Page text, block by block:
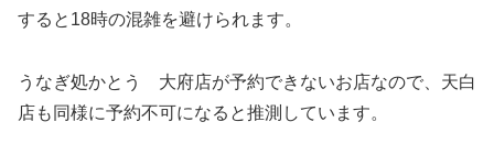
すると18時の混雑を避けられます。
うなぎ処かとう 大府店が予約できないお店なので、天白
店も同様に予約不可になると推測しています。